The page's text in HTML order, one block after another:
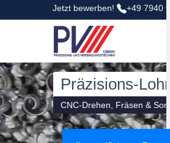
Jetzt bewerben! +49 7940
Unsere
Alles aus einer Hand!